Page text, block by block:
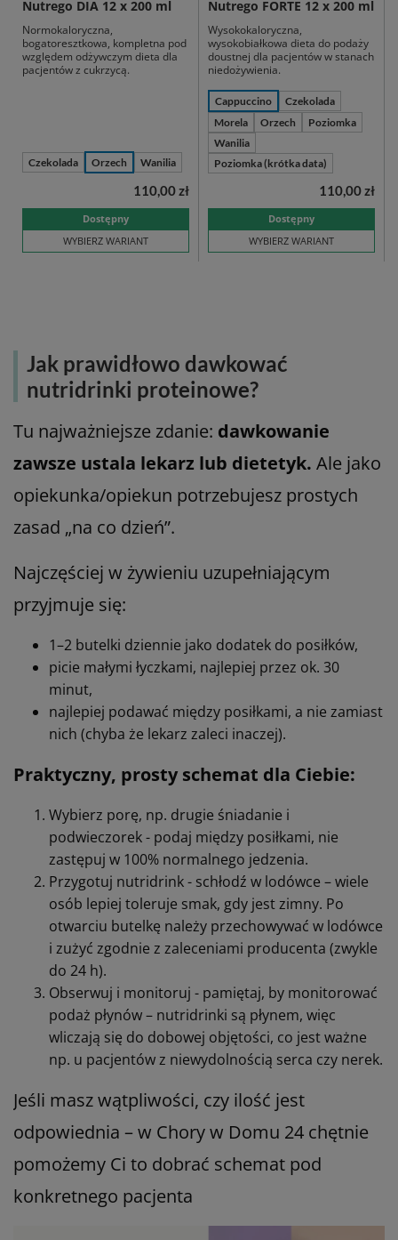
Nutrego DIA 12 x 200 ml
Normokaloryczna,
bogatoresztkowa, kompletna pod
względem odżywczym dieta dla
pacjentów z cukrzycą.
Czekolada Orzech Wanilia
Dostępny
WYBIERZ WARIANT
110,00 zł
Nutrego FORTE 12 x 200 ml
Wysokokaloryczna,
wysokobiałkowa dieta do podaży
doustnej dla pacjentów w stanach
niedożywienia.
Cappuccino
Czekolada
Morela
Orzech
Poziomka
Wanilia
Poziomka (krótka data)
Dostępny
WYBIERZ WARIANT
110,00 zł
Jak prawidłowo dawkować
nutridrinki proteinowe?
Tu najważniejsze zdanie: dawkowanie
zawsze ustala lekarz lub dietetyk. Ale jako
opiekunka/opiekun potrzebujesz prostych
zasad „na co dzień”.
Najczęściej w żywieniu uzupełniającym
przyjmuje się:
1–2 butelki dziennie jako dodatek do posiłków,
picie małymi łyczkami, najlepiej przez ok. 30
minut,
najlepiej podawać między posiłkami, a nie zamiast
nich (chyba że lekarz zaleci inaczej).
Praktyczny, prosty schemat dla Ciebie:
Wybierz porę, np. drugie śniadanie i
podwieczorek - podaj między posiłkami, nie
zastępuj w 100% normalnego jedzenia.
Przygotuj nutridrink - schłodź w lodówce – wiele
osób lepiej toleruje smak, gdy jest zimny. Po
otwarciu butelkę należy przechowywać w lodówce
i zużyć zgodnie z zaleceniami producenta (zwykle
do 24 h).
Obserwuj i monitoruj - pamiętaj, by monitorować
podaż płynów – nutridrinki są płynem, więc
wliczają się do dobowej objętości, co jest ważne
np. u pacjentów z niewydolnością serca czy nerek.
Jeśli masz wątpliwości, czy ilość jest
odpowiednia – w Chory w Domu 24 chętnie
pomożemy Ci to dobrać schemat pod
konkretnego pacjenta